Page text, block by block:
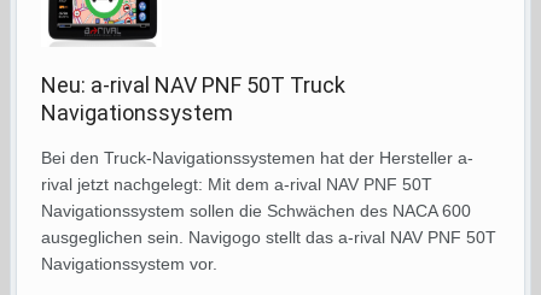
Neu: a-rival NAV PNF 50T Truck
Navigationssystem
Bei den Truck-Navigationssystemen hat der Hersteller a-
rival jetzt nachgelegt: Mit dem a-rival NAV PNF 50T
Navigationssystem sollen die Schwächen des NACA 600
ausgeglichen sein. Navigogo stellt das a-rival NAV PNF 50T
Navigationssystem vor.